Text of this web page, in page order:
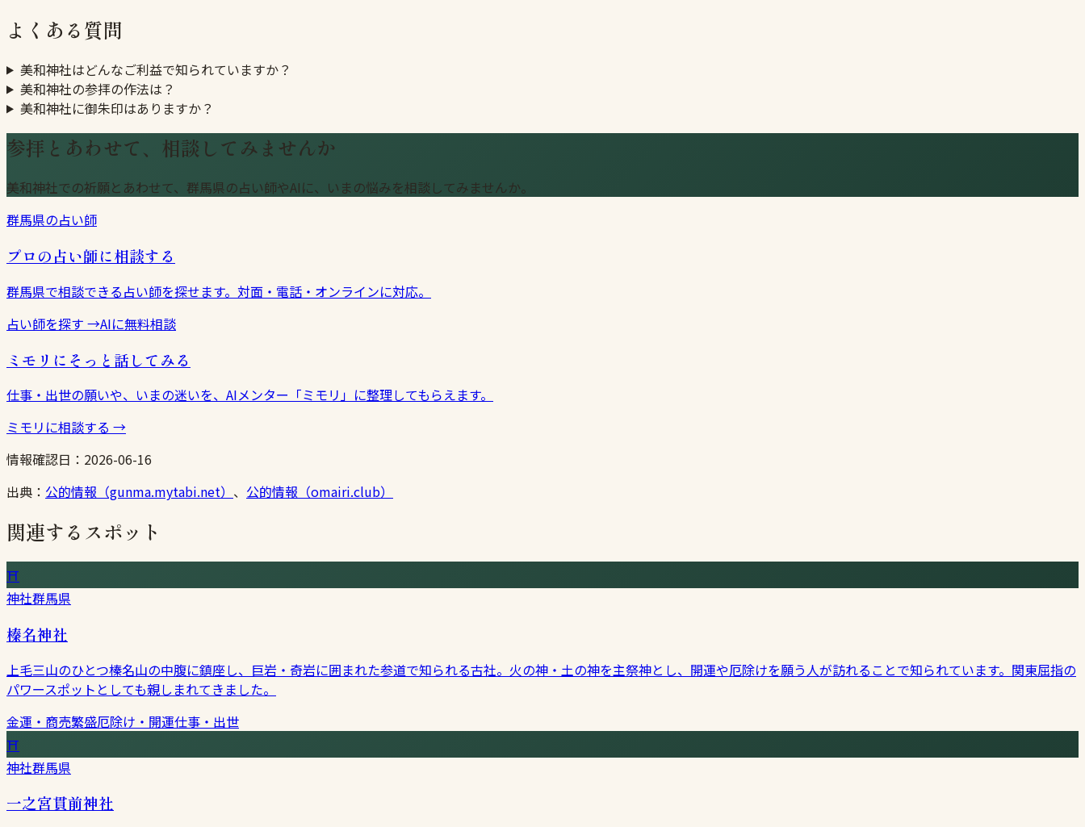
よくある質問
美和神社はどんなご利益で知られていますか？
美和神社の参拝の作法は？
美和神社に御朱印はありますか？
参拝とあわせて、相談してみませんか
美和神社での祈願とあわせて、群馬県の占い師やAIに、いまの悩みを相談してみませんか。
群馬県の占い師
プロの占い師に相談する
群馬県で相談できる占い師を探せます。対面・電話・オンラインに対応。
占い師を探す →AIに無料相談
ミモリにそっと話してみる
仕事・出世の願いや、いまの迷いを、AIメンター「ミモリ」に整理してもらえます。
ミモリに相談する →
情報確認日： 2026-06-16
出典： 公的情報（gunma.mytabi.net） 、 公的情報（omairi.club）
関連するスポット
⛩
神社群馬県
榛名神社
上毛三山のひとつ榛名山の中腹に鎮座し、巨岩・奇岩に囲まれた参道で知られる古社。火の神・土の神を主祭神とし、開運や厄除けを願う人が訪れることで知られています。関東屈指の
パワースポットとしても親しまれてきました。
金運・商売繁盛厄除け・開運仕事・出世
⛩
神社群馬県
一之宮貫前神社